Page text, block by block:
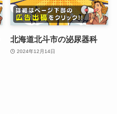
北海道北斗市の泌尿器科
2024年12月14日